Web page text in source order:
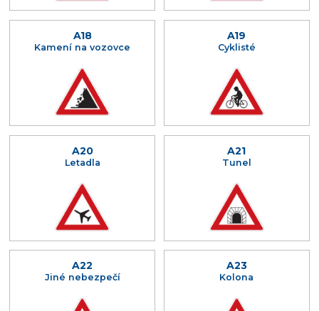
A18
Kamení na vozovce
A19
Cyklisté
A20
Letadla
A21
Tunel
A22
Jiné nebezpečí
A23
Kolona